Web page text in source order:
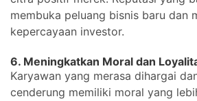
membuka peluang bisnis baru dan
kepercayaan investor.
6. Meningkatkan Moral dan
Karyawan yang merasa dihargai
cenderung memiliki moral yang